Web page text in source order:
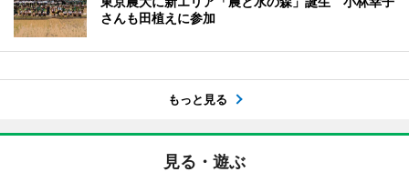
さんも田植えに参加
もっと見る
見る・遊ぶ